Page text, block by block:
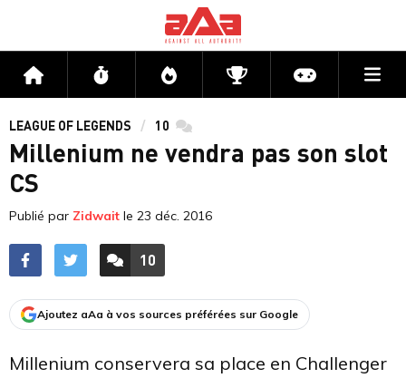
Accueil Flux Directs CompétitionsActu jeux
LEAGUE OF LEGENDS 10 commentaires
Millenium ne vendra pas son slot
CS
Publié par Zidwait le 23 déc. 2016
ACCÉDER AUX
10
COMMENTAIRES
Ajoutez aAa à vos sources préférées sur Google
Millenium conservera sa place en Challenger